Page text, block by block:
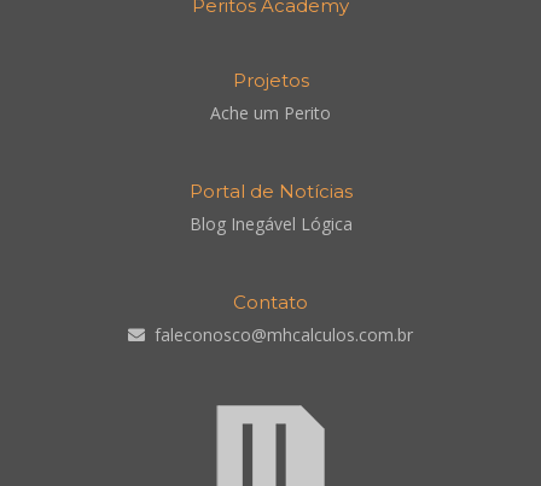
Peritos Academy
Projetos
Ache um Perito
Portal de Notícias
Blog Inegável Lógica
Contato
faleconosco@mhcalculos.com.br